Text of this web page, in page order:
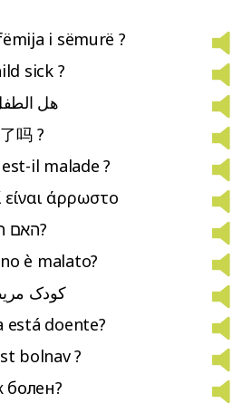
i sëmurë ?
sick ?
هل
吗 ?
il malade ?
είναι άρρωστο
האם הילד חולה?
è malato?
کودک
está doente?
bolnav ?
болен?